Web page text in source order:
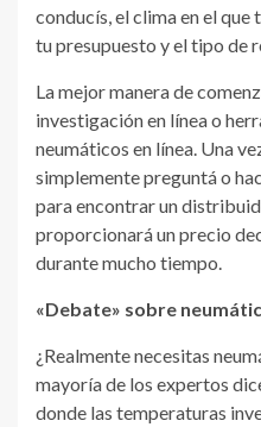
conducís, el clima en el que
tu presupuesto y el tipo de
La mejor manera de
investigación en línea o
neumáticos en línea. Una
simplemente preguntá o
para encontrar un
proporcionará un precio
durante mucho tiempo.
«Debate» sobre
¿Realmente necesitas
mayoría de los expertos
donde las temperaturas